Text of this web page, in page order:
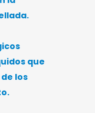
que
los